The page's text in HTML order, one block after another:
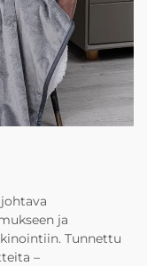
ja
Tunnettu
–